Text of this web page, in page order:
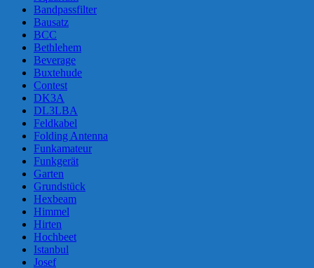
Bandpassfilter
Bausatz
BCC
Bethlehem
Beverage
Buxtehude
Contest
DK3A
DL3LBA
Feldkabel
Folding Antenna
Funkamateur
Funkgerät
Garten
Grundstück
Hexbeam
Himmel
Hirten
Hochbeet
Istanbul
Josef